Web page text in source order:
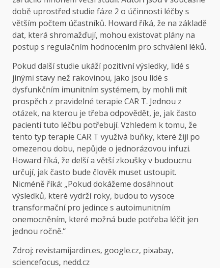
době uprostřed studie fáze 2 o účinnosti léčby s
větším počtem účastníků. Howard říká, že na základě
dat, která shromažďují, mohou existovat plány na
postup s regulačním hodnocením pro schválení léků.
Pokud další studie ukáží pozitivní výsledky, lidé s
jinými stavy než rakovinou, jako jsou lidé s
dysfunkčním imunitním systémem, by mohli mít
prospěch z pravidelné terapie CAR T. Jednou z
otázek, na kterou je třeba odpovědět, je, jak často
pacienti tuto léčbu potřebují. Vzhledem k tomu, že
tento typ terapie CAR T využívá buňky, které žijí po
omezenou dobu, nepůjde o jednorázovou infuzi.
Howard říká, že delší a větší zkoušky v budoucnu
určují, jak často bude člověk muset ustoupit.
Nicméně říká: „Pokud dokážeme dosáhnout
výsledků, které vydrží roky, budou to vysoce
transformační pro jedince s autoimunitním
onemocněním, které možná bude potřeba léčit jen
jednou ročně.“
Zdroj: revistamijardin.es, google.cz, pixabay,
sciencefocus, nedd.cz